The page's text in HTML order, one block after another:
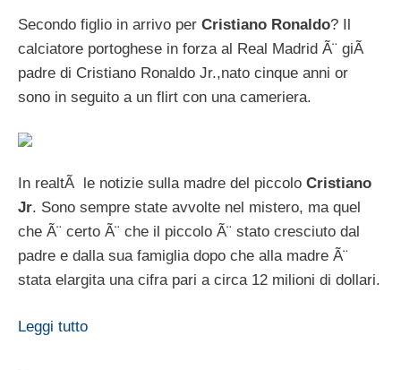
Secondo figlio in arrivo per Cristiano Ronaldo? Il
calciatore portoghese in forza al Real Madrid Ã¨ giÃ
padre di Cristiano Ronaldo Jr.,nato cinque anni or
sono in seguito a un flirt con una cameriera.
In realtÃ le notizie sulla madre del piccolo Cristiano
Jr. Sono sempre state avvolte nel mistero, ma quel
che Ã¨ certo Ã¨ che il piccolo Ã¨ stato cresciuto dal
padre e dalla sua famiglia dopo che alla madre Ã¨
stata elargita una cifra pari a circa 12 milioni di dollari.
Leggi tutto